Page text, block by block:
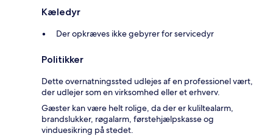
Kæledyr
Der opkræves ikke gebyrer for servicedyr
Politikker
Dette overnatningssted udlejes af en professionel vært,
der udlejer som en virksomhed eller et erhverv.
Gæster kan være helt rolige, da der er kuliltealarm,
brandslukker, røgalarm, førstehjælpskasse og
vinduesikring på stedet.